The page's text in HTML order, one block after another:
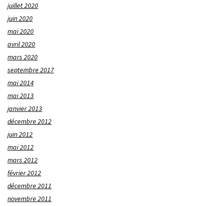
juillet 2020
juin 2020
mai 2020
avril 2020
mars 2020
septembre 2017
mai 2014
mai 2013
janvier 2013
décembre 2012
juin 2012
mai 2012
mars 2012
février 2012
décembre 2011
novembre 2011